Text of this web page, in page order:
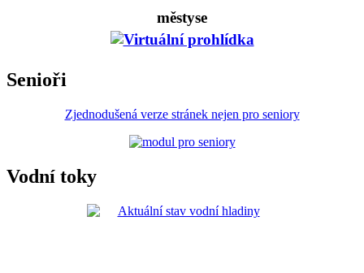
městyse
Senioři
Zjednodušená verze stránek nejen pro seniory
Vodní toky